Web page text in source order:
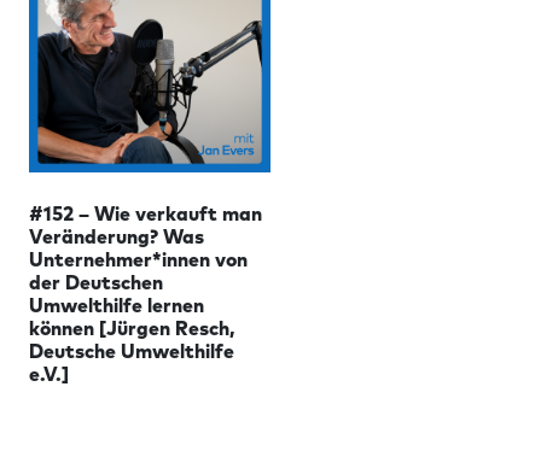
#152 – Wie verkauft man
Veränderung? Was
Unternehmer*innen von
der Deutschen
Umwelthilfe lernen
können [Jürgen Resch,
Deutsche Umwelthilfe
e.V.]